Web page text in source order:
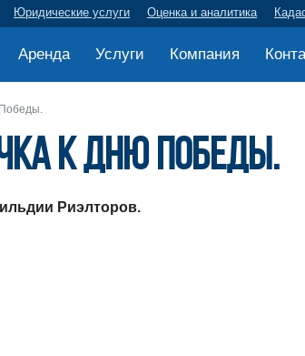
Юридические услуги Оценка и аналитика
Аренда Услуги Компания
Победы.
к Дню Победы.
Риэлторов.